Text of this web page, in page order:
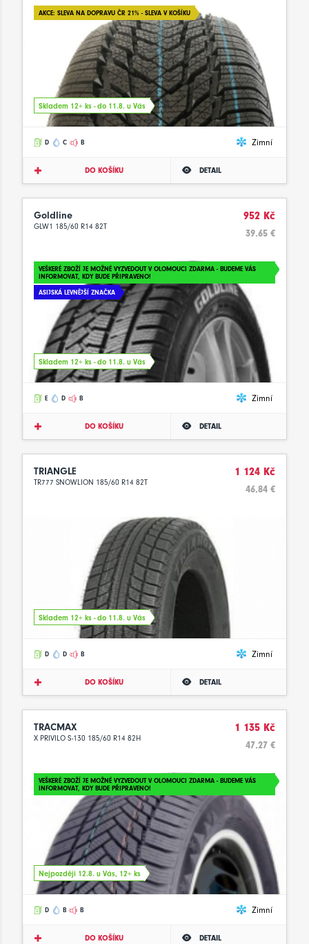
AKCE: SLEVA NA DOPRAVU ČR 21% - SLEVA V KOŠÍKU
Skladem 12+ ks - do 11.8. u Vás
D C B Zimní
DO KOŠÍKU DETAIL
Goldline
GLW1 185/60 R14 82T
952 Kč
39.65 €
VEŠKERÉ ZBOŽÍ JE MOŽNÉ VYZVEDOUT V OLOMOUCI ZDARMA - BUDEME VÁS
INFORMOVAT, KDY BUDE PŘIPRAVENO!
ASIJSKÁ LEVNĚJŠÍ ZNAČKA
Skladem 12+ ks - do 11.8. u Vás
E D B Zimní
DO KOŠÍKU DETAIL
TRIANGLE
TR777 SNOWLION 185/60 R14 82T
1 124 Kč
46.84 €
Skladem 12+ ks - do 11.8. u Vás
D D B Zimní
DO KOŠÍKU DETAIL
TRACMAX
X PRIVILO S-130 185/60 R14 82H
1 135 Kč
47.27 €
VEŠKERÉ ZBOŽÍ JE MOŽNÉ VYZVEDOUT V OLOMOUCI ZDARMA - BUDEME VÁS
INFORMOVAT, KDY BUDE PŘIPRAVENO!
Nejpozději 12.8. u Vás, 12+ ks
D B B Zimní
DO KOŠÍKU DETAIL